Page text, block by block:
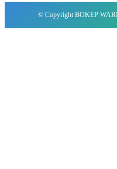
© Copyright BOKEP